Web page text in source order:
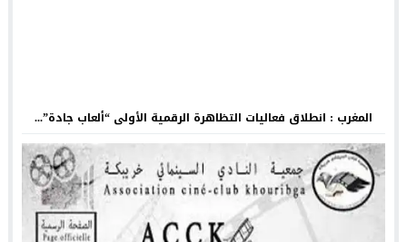
المغرب : انطلاق فعاليات التظاهرة الرقمية الأولى “ألعاب جادة”...